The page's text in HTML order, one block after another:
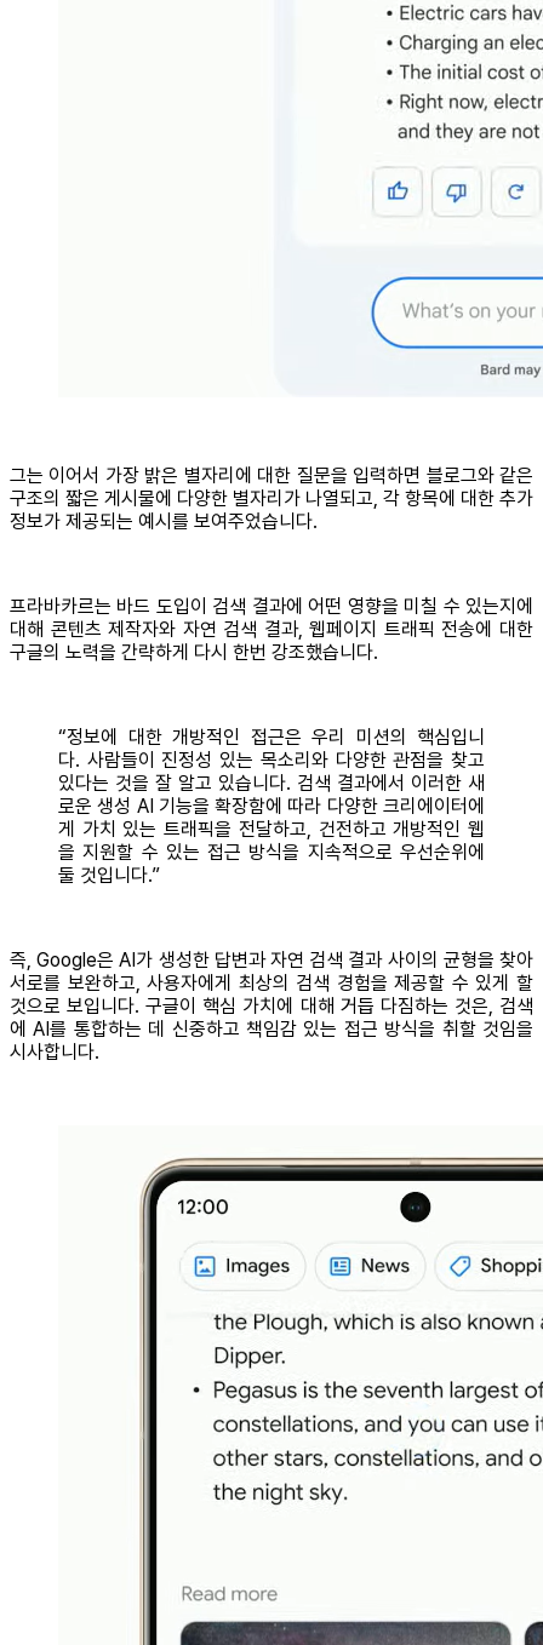
그는 이어서 가장 밝은 별자리에 대한 질문을 입력하면 블로그와 같은
구조의 짧은 게시물에 다양한 별자리가 나열되고, 각 항목에 대한 추가
정보가 제공되는 예시를 보여주었습니다.
프라바카르는 바드 도입이 검색 결과에 어떤 영향을 미칠 수 있는지에
대해 콘텐츠 제작자와 자연 검색 결과, 웹페이지 트래픽 전송에 대한
구글의 노력을 간략하게 다시 한번 강조했습니다.
“정보에 대한 개방적인 접근은 우리 미션의 핵심입니
다. 사람들이 진정성 있는 목소리와 다양한 관점을 찾고
있다는 것을 잘 알고 있습니다. 검색 결과에서 이러한 새
로운 생성 AI 기능을 확장함에 따라 다양한 크리에이터에
게 가치 있는 트래픽을 전달하고, 건전하고 개방적인 웹
을 지원할 수 있는 접근 방식을 지속적으로 우선순위에
둘 것입니다.”
즉, Google은 AI가 생성한 답변과 자연 검색 결과 사이의 균형을 찾아
서로를 보완하고, 사용자에게 최상의 검색 경험을 제공할 수 있게 할
것으로 보입니다. 구글이 핵심 가치에 대해 거듭 다짐하는 것은, 검색
에 AI를 통합하는 데 신중하고 책임감 있는 접근 방식을 취할 것임을
시사합니다.